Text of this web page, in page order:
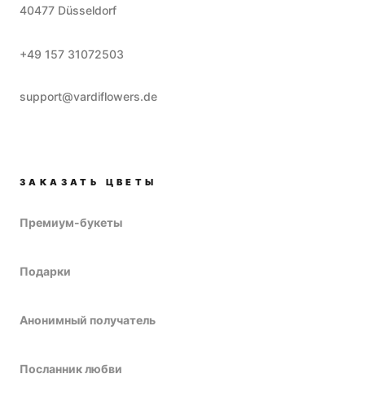
40477 Düsseldorf
+49 157 31072503
support@vardiflowers.de
ЗАКАЗАТЬ ЦВЕТЫ
Премиум-букеты
Подарки
Анонимный получатель
Посланник любви